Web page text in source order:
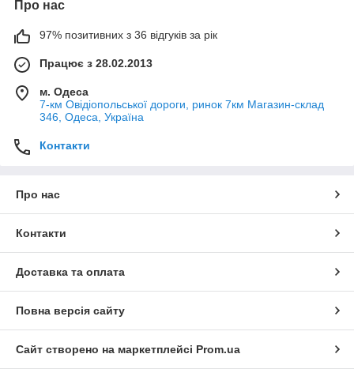
Про нас
97% позитивних з 36 відгуків за рік
Працює з 28.02.2013
м. Одеса
7-км Овідіопольської дороги, ринок 7км Магазин-склад
346, Одеса, Україна
Контакти
Про нас
Контакти
Доставка та оплата
Повна версія сайту
Сайт створено на маркетплейсі Prom.ua